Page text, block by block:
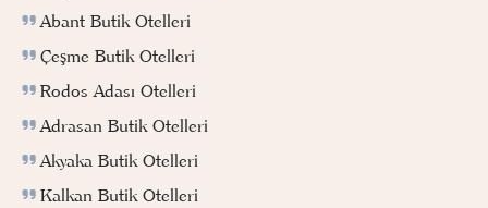
Abant Butik Otelleri
Çeşme Butik Otelleri
Rodos Adası Otelleri
Adrasan Butik Otelleri
Akyaka Butik Otelleri
Kalkan Butik Otelleri